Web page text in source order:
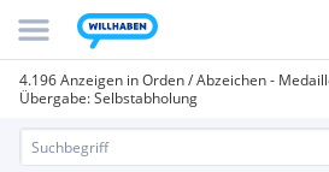
4.196 Anzeigen in Orden / Abzeichen -
Übergabe: Selbstabholung